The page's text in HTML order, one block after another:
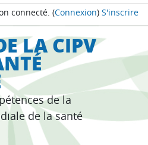
connecté. (Connexion) S'inscrire
LA CIPV
de la
de la santé